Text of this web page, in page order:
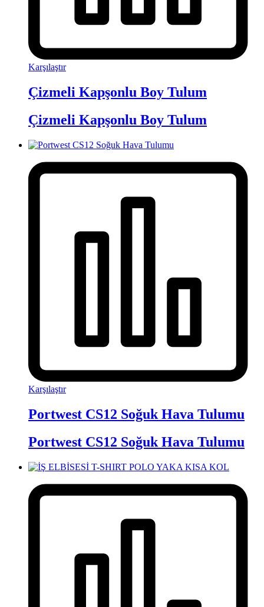
Karşılaştır
Çizmeli Kapşonlu Boy Tulum
Çizmeli Kapşonlu Boy Tulum
Karşılaştır
Portwest CS12 Soğuk Hava Tulumu
Portwest CS12 Soğuk Hava Tulumu